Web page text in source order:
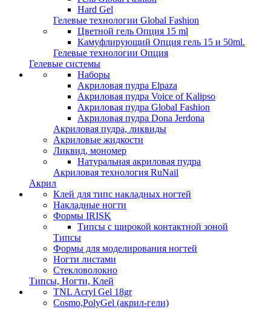
Hard Gel
Гелевые технологии Global Fashion
Цветной гель Опция 15 ml
Камуфлирующий Опция гель 15 и 50ml.
Гелевые технологии Опция
Гелевые системы
Наборы
Акриловая пудра Elpaza
Акриловая пудра Voice of Kalipso
Акриловая пудра Global Fashion
Акриловая пудра Dona Jerdona
Акриловая пудра, ликвиды
Акриловые жидкости
Ликвид, мономер
Натуральная акриловая пудра
Акриловая технология RuNail
Акрил
Клей для типс накладных ногтей
Накладные ногти
Формы IRISK
Типсы с широкой контактной зоной
Типсы
Формы для моделирования ногтей
Ногти листами
Стекловолокно
Типсы, Ногти, Клей
TNL Acryl Gel 18gr
Cosmo,PolyGel (акрил-гели)